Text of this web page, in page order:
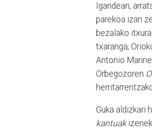
Igandean,
parekoa izan
bezalako
txaranga,
Antonio
Orbegozoren
Guka aldizkari
kantuak